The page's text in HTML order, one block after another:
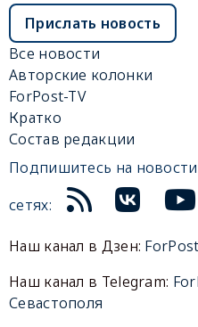
Прислать новость
Все новости
Авторские колонки
ForPost-TV
Кратко
Состав редакции
Подпишитесь на
сетях:
Наш канал в Дзен:
Наш канал в Telegram:
Севастополя